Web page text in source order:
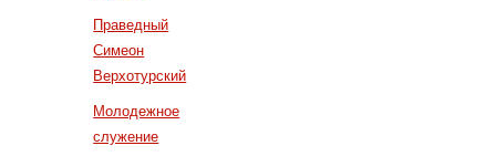
Праведный
Симеон
Верхотурский
Молодежное
служение